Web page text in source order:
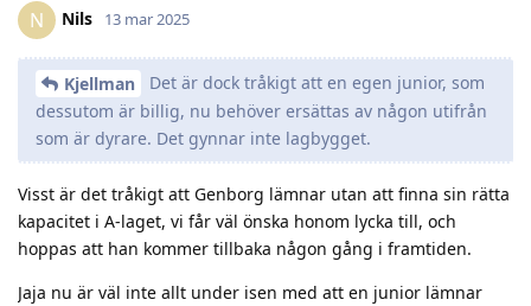
N Nils 13 mar 2025
Kjellman
Det är dock tråkigt att en egen junior, som
dessutom är billig, nu behöver ersättas av någon utifrån
som är dyrare. Det gynnar inte lagbygget.
Visst är det tråkigt att Genborg lämnar utan att finna sin rätta
kapacitet i A-laget, vi får väl önska honom lycka till, och
hoppas att han kommer tillbaka någon gång i framtiden.
Jaja nu är väl inte allt under isen med att en junior lämnar